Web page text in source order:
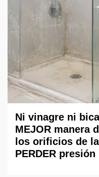
Ni vinagre ni
MEJOR manera
los orificios de
PERDER presión